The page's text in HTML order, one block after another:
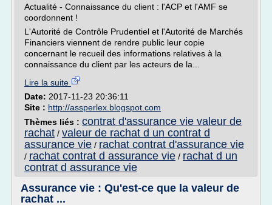
Actualité - Connaissance du client : l'ACP et l'AMF se
coordonnent !
L'Autorité de Contrôle Prudentiel et l'Autorité de Marchés
Financiers viennent de rendre public leur copie
concernant le recueil des informations relatives à la
connaissance du client par les acteurs de la...
Lire la suite
Date: 2017-11-23 20:36:11
Site : http://assperlex.blogspot.com
Thèmes liés : contrat d'assurance vie valeur de
rachat / valeur de rachat d un contrat d
assurance vie / rachat contrat d'assurance vie
/ rachat contrat d assurance vie / rachat d un
contrat d assurance vie
Assurance vie : Qu'est-ce que la valeur de
rachat ...